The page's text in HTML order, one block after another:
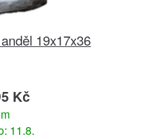
19x17x36
Kč
11.8.